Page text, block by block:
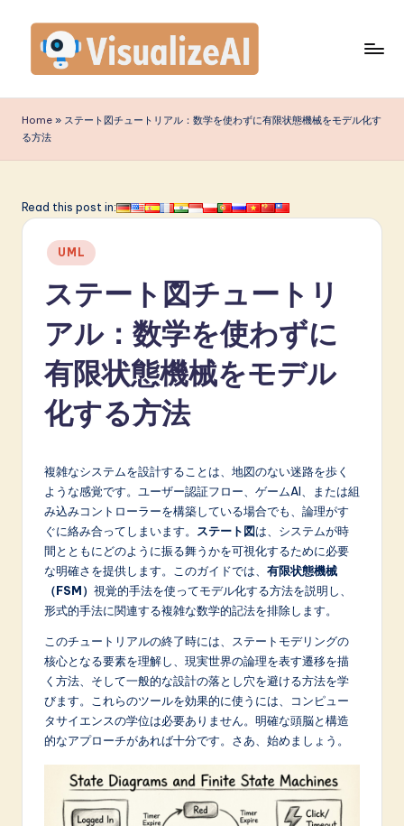
content
is
u
li
A
p
Home » ステート図チュートリアル：数学を使わずに有限状態機械をモデル化す
る方法
Read this post in:
Posted
in
UML
ステート図チュートリ
アル：数学を使わずに
有限状態機械をモデル
化する方法
複雑なシステムを設計することは、地図のない迷路を歩く
ような感覚です。ユーザー認証フロー、ゲームAI、または組
み込みコントローラーを構築している場合でも、論理がす
ぐに絡み合ってしまいます。
ステート図は、システムが時
間とともにどのように振る舞うかを可視化するために必要
な明確さを提供します。このガイドでは、 有限状態機械
（FSM） 視覚的手法を使ってモデル化する方法を説明し、
形式的手法に関連する複雑な数学的記法を排除します。
このチュートリアルの終了時には、ステートモデリングの
核心となる要素を理解し、現実世界の論理を表す遷移を描
く方法、そして一般的な設計の落とし穴を避ける方法を学
びます。これらのツールを効果的に使うには、コンピュー
タサイエンスの学位は必要ありません。明確な頭脳と構造
的なアプローチがあれば十分です。さあ、始めましょう。